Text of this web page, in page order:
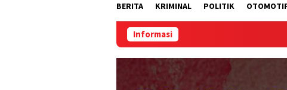
BERITA KRIMINAL POLITIK
Informasi